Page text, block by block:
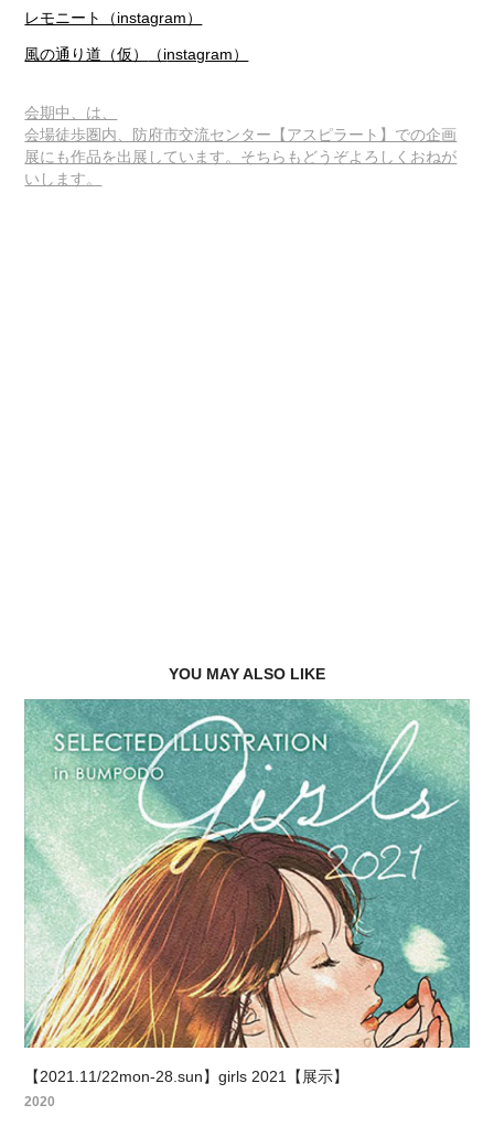
レモニート（instagram）
風の通り道（仮） （instagram）
会期中、は、
会場徒歩圏内、防府市交流センター【アスピラート】での企画
展にも作品を出展しています。そちらもどうぞよろしくおねが
いします。
YOU MAY ALSO LIKE
【2021.11/22mon-28.sun】girls 2021【展示】
2020